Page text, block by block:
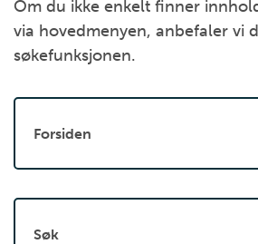
Om du ikke enkelt finner
via hovedmenyen, anbefaler vi
søkefunksjonen.
Forsiden
Søk